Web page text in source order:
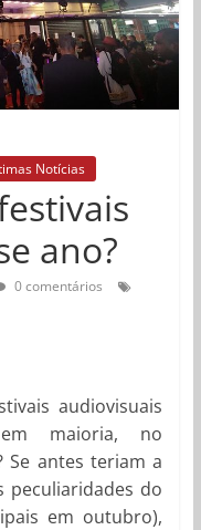
Notícias
ano?
0 comentários
audiovisuais
em maioria, no
Se antes teriam a
peculiaridades do
em outubro),